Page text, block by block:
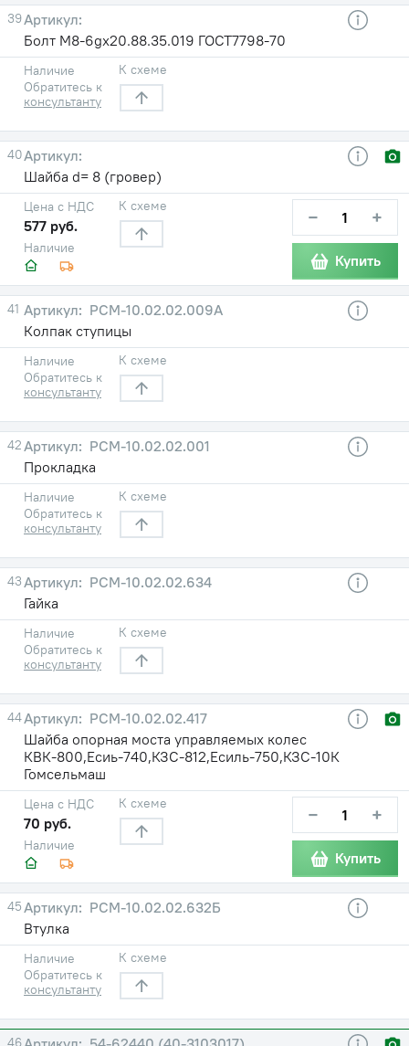
39
Болт М8-6gх20.88.35.019 ГОСТ7798-70
Наличие
Обратитесь к
консультанту
К схеме
40
Шайба d= 8 (гровер)
Наличие
Цена с НДС
577 руб.
К схеме − +
Купить
41
РСМ-10.02.02.009А
Колпак ступицы
Наличие
Обратитесь к
консультанту
К схеме
42
РСМ-10.02.02.001
Прокладка
Наличие
Обратитесь к
консультанту
К схеме
43
РСМ-10.02.02.634
Гайка
Наличие
Обратитесь к
консультанту
К схеме
44
РСМ-10.02.02.417
Шайба опорная моста управляемых колес
КВК-800,Есиь-740,КЗС-812,Есиль-750,КЗС-10К
Гомсельмаш
Наличие
Цена с НДС
70 руб.
К схеме − +
Купить
45
РСМ-10.02.02.632Б
Втулка
Наличие
Обратитесь к
консультанту
К схеме
46